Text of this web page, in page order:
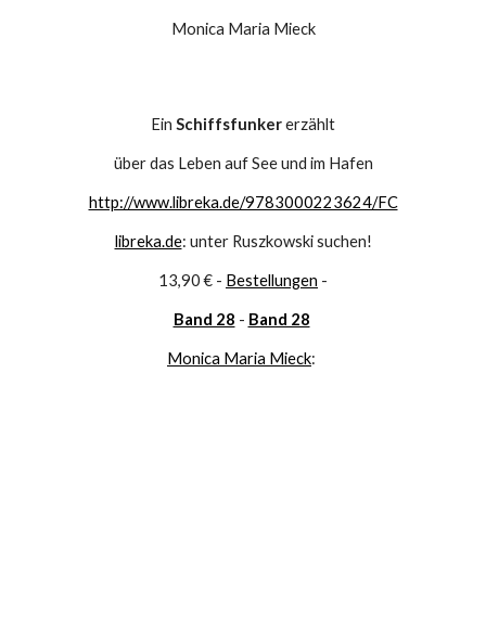
Monica Maria Mieck
Ein Schiffsfunker erzählt
über das Leben auf See und im Hafen
http://www.libreka.de/9783000223624/FC
libreka.de: unter Ruszkowski suchen!
13,90 € - Bestellungen -
Band 28 - Band 28
Monica Maria Mieck: